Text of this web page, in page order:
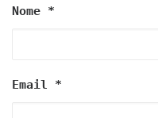
Nome *
Email *